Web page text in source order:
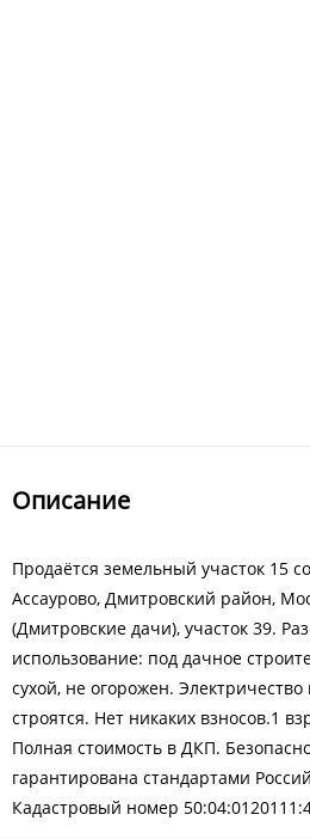
Описание
Продаётся земельный участок 15
Ассаурово, Дмитровский район,
(Дмитровские дачи), участок 39.
использование: под дачное
сухой, не огорожен.
строятся. Нет никаких взносов.1
Полная стоимость в ДКП.
гарантирована стандартами
Кадастровый номер